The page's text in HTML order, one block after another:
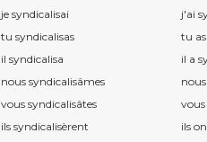
je syndicalisai
tu syndicalisas
il syndicalisa
nous syndicalisâmes
vous syndicalisâtes
ils syndicalisèrent
j'ai
tu
il a
ils